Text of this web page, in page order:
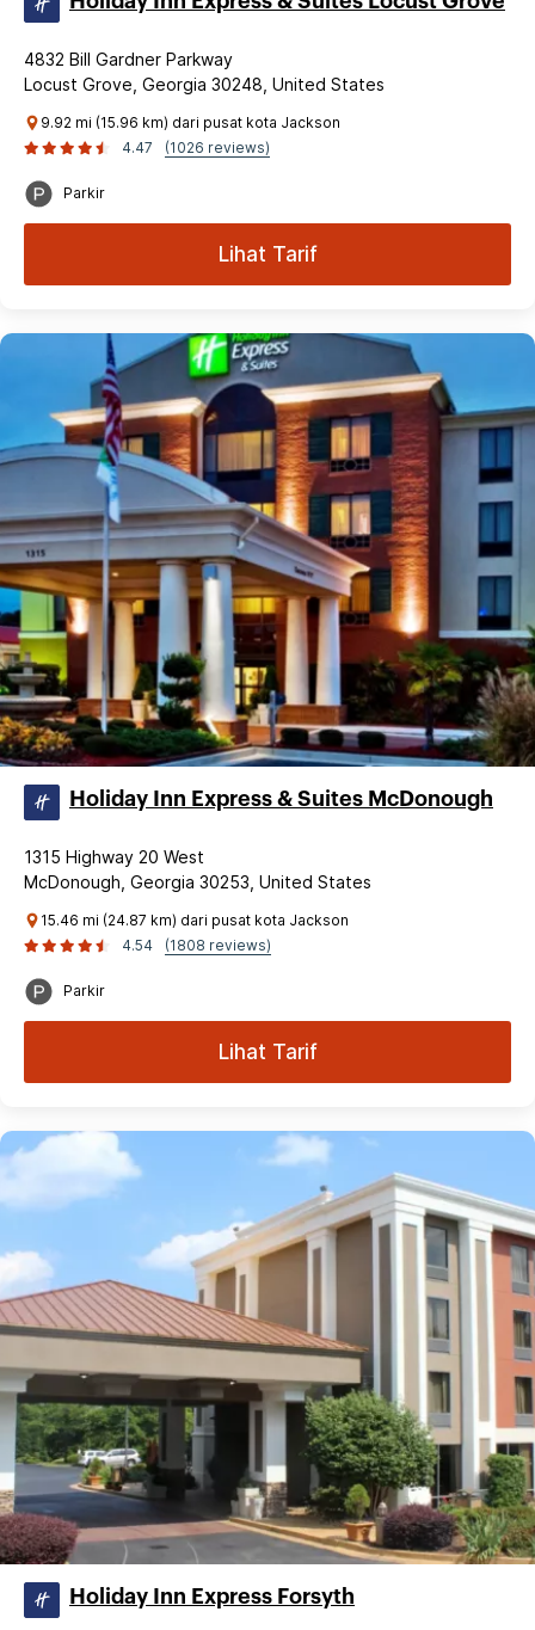
4832 Bill Gardner Parkway
Locust Grove, Georgia 30248, United States
9.92 mi (15.96 km) dari pusat kota Jackson
4.47
(1026 reviews)
Parkir
Lihat Tarif
Holiday Inn Express & Suites McDonough
1315 Highway 20 West
McDonough, Georgia 30253, United States
15.46 mi (24.87 km) dari pusat kota Jackson
4.54
(1808 reviews)
Parkir
Lihat Tarif
Holiday Inn Express Forsyth